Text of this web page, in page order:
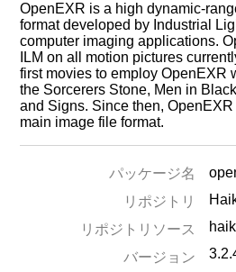
OpenEXR is a high dynamic-
format developed by Industrial
computer imaging applications.
ILM on all motion pictures
first movies to employ OpenEXR
the Sorcerers Stone, Men in
and Signs. Since then,
main image file format.
パッケージ名
リポジトリ
リポジトリソース
バージョン